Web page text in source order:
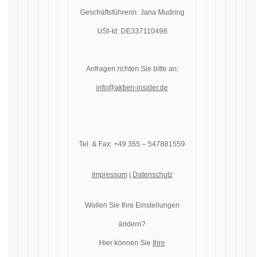
Geschäftsführerin: Jana Mudring
USt-Id: DE337110498
Anfragen richten Sie bitte an:
info@aktien-insider.de
Tel. & Fax: +49 355 – 547881559
Impressum| Datenschutz
Wollen Sie Ihre Einstellungen
ändern?
Hier können Sie Ihre